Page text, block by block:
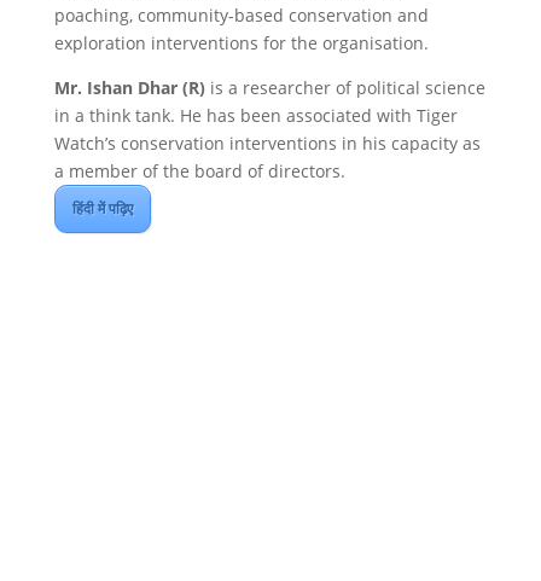
poaching, community-based conservation and
exploration interventions for the organisation.
Mr. Ishan Dhar (R) is a researcher of political science
in a think tank. He has been associated with Tiger
Watch’s conservation interventions in his capacity as
a member of the board of directors.
हिंदी में पढ़िए